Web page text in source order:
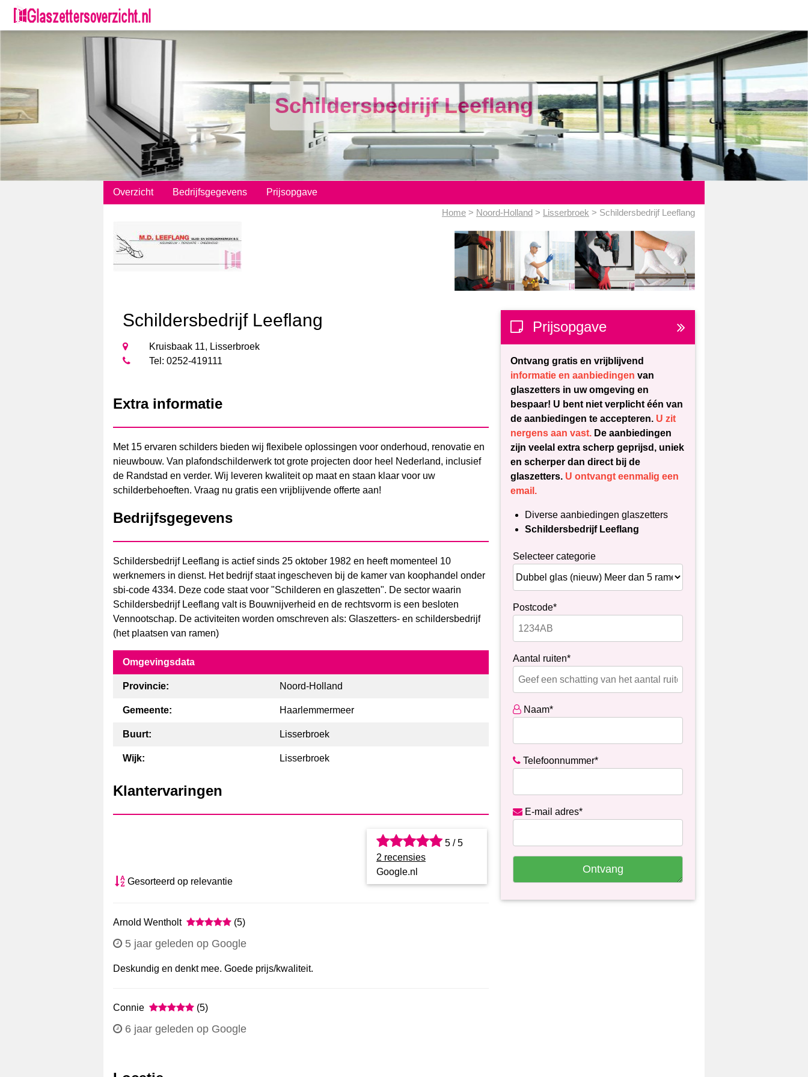
Schildersbedrijf Leeflang
Overzicht Bedrijfsgegevens Prijsopgave
Home > Noord-Holland > Lisserbroek > Schildersbedrijf Leeflang
Schildersbedrijf Leeflang
Kruisbaak 11, Lisserbroek
Tel: 0252-419111
Extra informatie
Met 15 ervaren schilders bieden wij flexibele oplossingen voor onderhoud, renovatie en
nieuwbouw. Van plafondschilderwerk tot grote projecten door heel Nederland, inclusief
de Randstad en verder. Wij leveren kwaliteit op maat en staan klaar voor uw
schilderbehoeften. Vraag nu gratis een vrijblijvende offerte aan!
Bedrijfsgegevens
Schildersbedrijf Leeflang is actief sinds 25 oktober 1982 en heeft momenteel 10
werknemers in dienst. Het bedrijf staat ingescheven bij de kamer van koophandel onder
sbi-code 4334. Deze code staat voor "Schilderen en glaszetten". De sector waarin
Schildersbedrijf Leeflang valt is Bouwnijverheid en de rechtsvorm is een besloten
Vennootschap. De activiteiten worden omschreven als: Glaszetters- en schildersbedrijf
(het plaatsen van ramen)
Omgevingsdata
Provincie: Noord-Holland
Gemeente: Haarlemmermeer
Buurt: Lisserbroek
Wijk: Lisserbroek
Klantervaringen
Gesorteerd op relevantie
5 / 5
2 recensies
Google.nl
Arnold Wentholt (5)
5 jaar geleden op Google
Deskundig en denkt mee. Goede prijs/kwaliteit.
Connie (5)
6 jaar geleden op Google
Prijsopgave
Ontvang gratis en vrijblijvend
informatie en aanbiedingen van
glaszetters in uw omgeving en
bespaar! U bent niet verplicht één van
de aanbiedingen te accepteren. U zit
nergens aan vast. De aanbiedingen
zijn veelal extra scherp geprijsd, uniek
en scherper dan direct bij de
glaszetters. U ontvangt eenmalig een
email.
Diverse aanbiedingen glaszetters
Schildersbedrijf Leeflang
Selecteer categorie
Postcode*
Aantal ruiten*
Naam*
Telefoonnummer*
E-mail adres*
Ontvang